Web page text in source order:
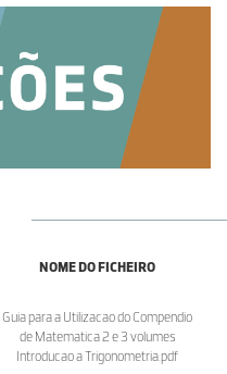
NOME DO FICHEIRO
Guia para a Utilizacao do Compendio
de Matematica 2 e 3 volumes
Introducao a Trigonometria.pdf